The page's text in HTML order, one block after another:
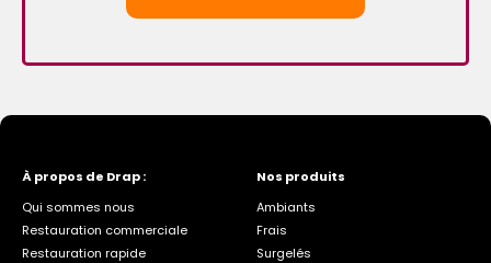
À propos de Drap :
Qui sommes nous
Restauration commerciale
Restauration rapide
Nos produits
Ambiants
Frais
Surgelés